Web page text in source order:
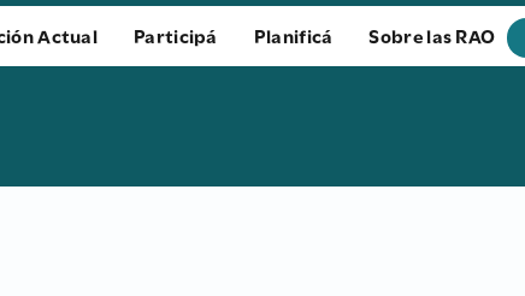
Actual Participá Planificá Sobre las RAO